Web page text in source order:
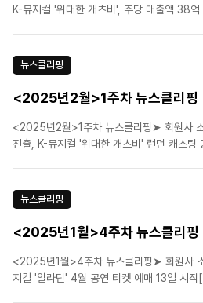
K-뮤지컬 '위대한 개츠비', 주당 매출액 38
습실 사진 공개로 기대감 증폭.....
뉴스클리핑
<2025년2월>1주차 뉴스클리핑
<2025년2월>1주차 뉴스클리핑➤ 회원사
진출, K-뮤지컬 '위대한 개츠비' 런던 캐스팅
'마타하리', 네 번째 시즌 그랜드 피날레..
뉴스클리핑
<2025년1월>4주차 뉴스클리핑
<2025년1월>4주차 뉴스클리핑➤ 회원사
지컬 '알라딘' 4월 공연 티켓 예매 13일 시작